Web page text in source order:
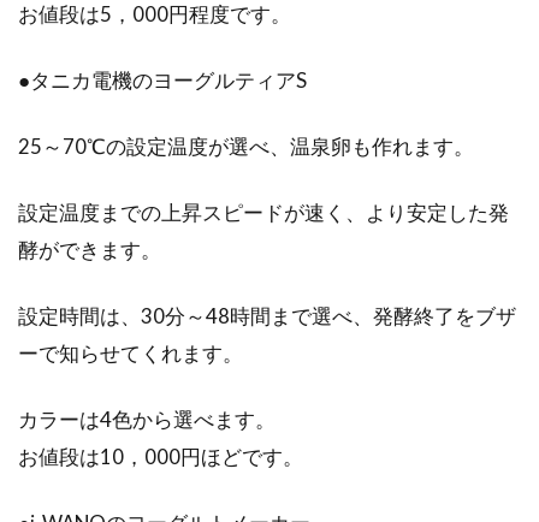
お値段は5，000円程度です。
●タニカ電機のヨーグルティアS
25～70℃の設定温度が選べ、温泉卵も作れます。
設定温度までの上昇スピードが速く、より安定した発
酵ができます。
設定時間は、30分～48時間まで選べ、発酵終了をブザ
ーで知らせてくれます。
カラーは4色から選べます。
お値段は10，000円ほどです。